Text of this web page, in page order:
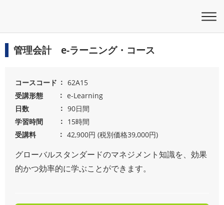
管理会計 e-ラーニング・コース
コースコード
62A15
受講形態
e-Learning
日数
90日間
学習時間
15時間
受講料
42,900円 (税別価格39,000円)
グローバルスタンダードのマネジメント知識を、効果
的かつ効率的に学ぶことができます。